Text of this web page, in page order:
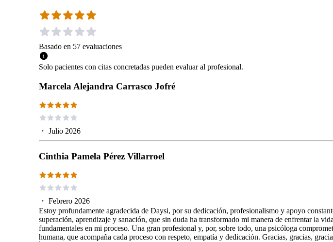
Basado en 57 evaluaciones
Solo pacientes con citas concretadas pueden evaluar al profesional.
Marcela Alejandra Carrasco Jofré
・ Julio 2026
Cinthia Pamela Pérez Villarroel
・ Febrero 2026
Estoy profundamente agradecida de Daysi, por su dedicación, profesionalismo y apoyo
superación, aprendizaje y sanación, que sin duda ha transformado mi manera de enfrentar la
fundamentales en mi proceso. Una gran profesional y, por, sobre todo, una psicóloga
humana, que acompaña cada proceso con respeto, empatía y dedicación. Gracias, gracias,